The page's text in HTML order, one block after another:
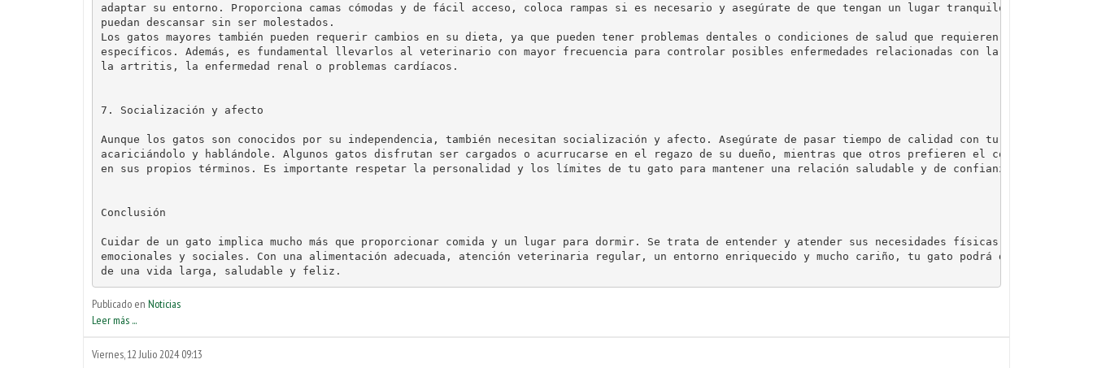
adaptar su entorno. Proporciona camas cómodas y de fácil acceso, coloca rampas si es necesario y asegúrate de que tengan un lugar tranquilo donde
puedan descansar sin ser molestados.
Los gatos mayores también pueden requerir cambios en su dieta, ya que pueden tener problemas dentales o condiciones de salud que requieren alimentos
específicos. Además, es fundamental llevarlos al veterinario con mayor frecuencia para controlar posibles enfermedades relacionadas con la edad, como
7. Socialización y afecto
Aunque los gatos son conocidos por su independencia, también necesitan socialización y afecto. Asegúrate de pasar tiempo de calidad con tu gato,
acariciándolo y hablándole. Algunos gatos disfrutan ser cargados o acurrucarse en el regazo de su dueño, mientras que otros prefieren el contacto
Conclusión
Cuidar de un gato implica mucho más que proporcionar comida y un lugar para dormir. Se trata de entender y atender sus necesidades físicas,
emocionales y sociales. Con una alimentación adecuada, atención veterinaria regular, un entorno enriquecido y mucho cariño, tu gato podrá disfrutar
de una vida larga, saludable y feliz.
Publicado en Noticias
Leer más ...
Viernes, 12 Julio 2024 09:13